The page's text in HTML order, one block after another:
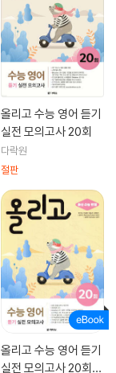
올리고 수능 영어 듣기
실전 모의고사 20회
다락원
절판
올리고 수능 영어 듣기
실전 모의고사 20회